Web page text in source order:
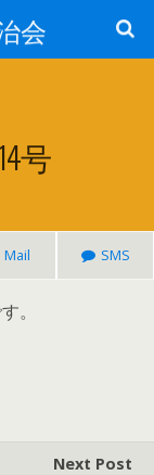
会
号
Mail SMS
。
Next Post